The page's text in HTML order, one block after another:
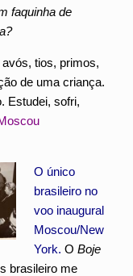
faquinha de
tios, primos,
de uma criança.
Estudei, sofri,
O único
brasileiro no
voo inaugural
Moscou/New
York. O Boje
brasileiro me